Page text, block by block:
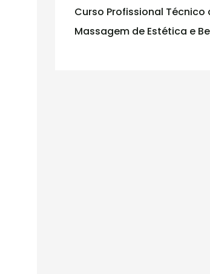
Curso Profissional Técnico
Massagem de Estética e